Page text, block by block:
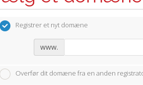
Registrer et nyt domæne
www.
Overfør dit domæne fra en anden